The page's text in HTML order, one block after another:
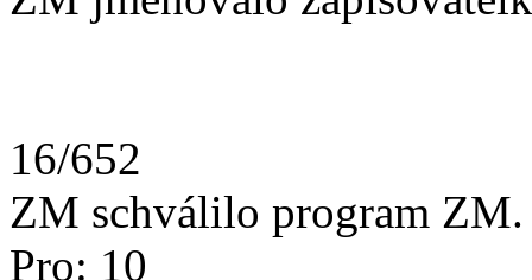
16/652
ZM schválilo program ZM.
Pro: 10